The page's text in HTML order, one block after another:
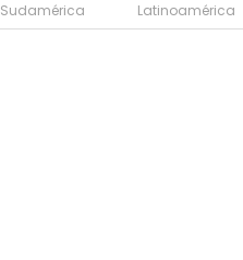
Sudamérica Latinoamérica